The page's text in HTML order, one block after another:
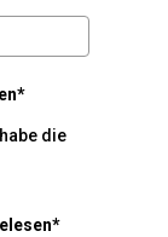
die